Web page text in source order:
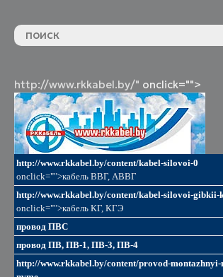
http://www.rkkabel.by/" onclick="">
http://www.rkkabel.by/content/kabel-silovoi-0
onclick="">кабель ВВГ, АВВГ
http://www.rkkabel.by/content/kabel-silovoi-gibkii-
onclick="">кабель КГ, КГЭ
провод ПВС
провод ПВ, ПВ-1, ПВ-3, ПВ-4
http://www.rkkabel.by/content/provod-montazhnyi-